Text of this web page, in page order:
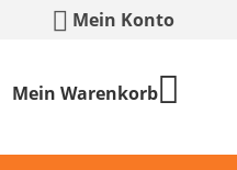
Mein Konto
Mein Warenkorb